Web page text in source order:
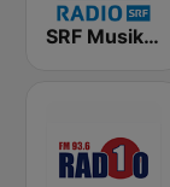
SRF Musikwelle